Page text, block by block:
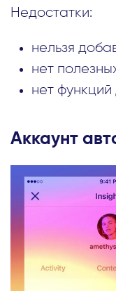
Недостатки:
нельзя
нет
нет функций
Аккаунт